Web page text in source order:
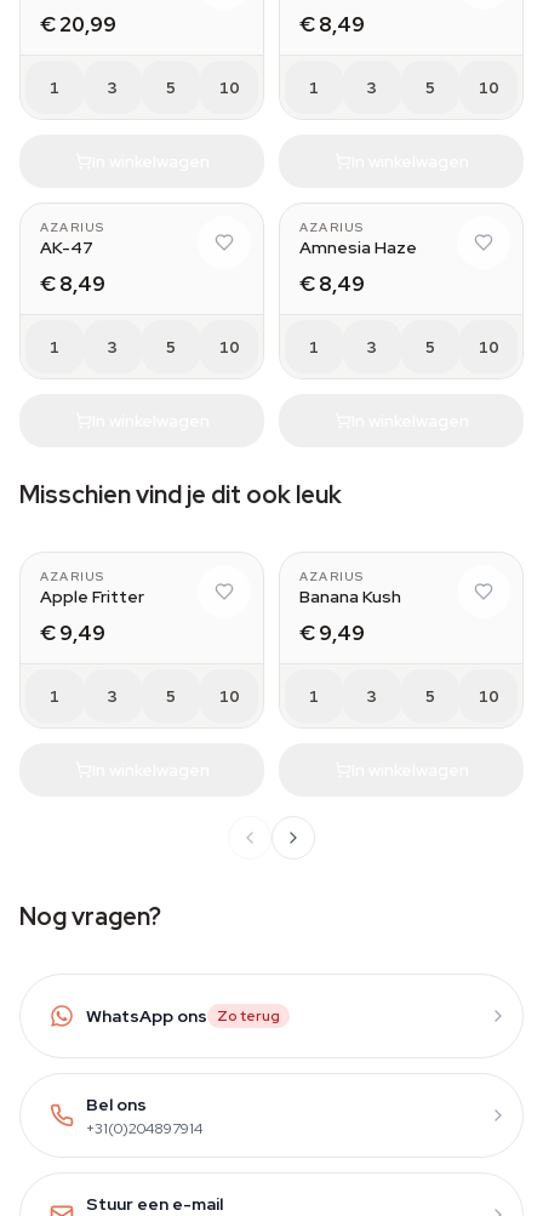
€ 20,99
1 3 5 10
€ 8,49
1 3 5 10
AZARIUS
AK-47
€ 8,49
1 3 5 10
AZARIUS
Amnesia Haze
€ 8,49
1 3 5 10
Misschien vind je dit ook leuk
AZARIUS
Apple Fritter
€ 9,49
1 3 5 10
AZARIUS
Banana Kush
€ 9,49
1 3 5 10
Nog vragen?
WhatsApp ons Zo terug
Bel ons
+31(0)204897914
Stuur een e-mail